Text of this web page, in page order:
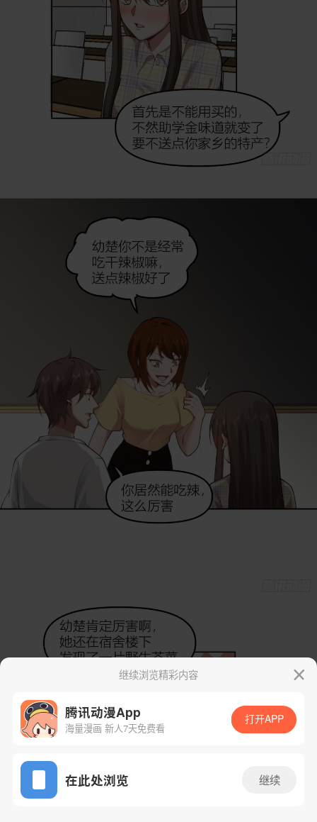
App免费看
继续浏览精彩内容
腾讯动漫App
海量漫画 新人7天免费看
打开APP
在此处浏览 继续